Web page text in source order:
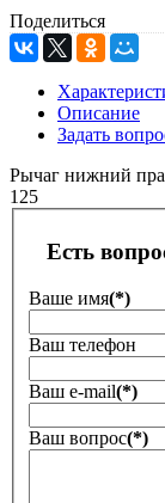
Поделиться
Описание
Задать
Рычаг нижний
125
Есть
Ваше имя(*)
Ваш телефон
Ваш е-mail(*)
Ваш вопрос(*)